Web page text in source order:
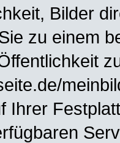
Bilder
zu einem
Ihrer